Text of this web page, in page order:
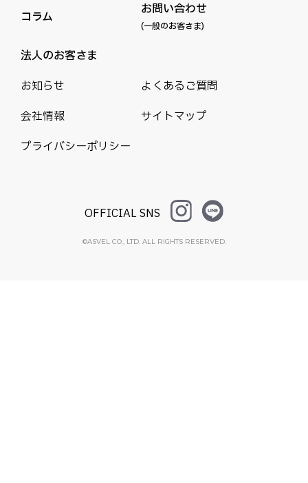
コラム お問い合わせ
(一般のお客さま)
法人のお客さま
お知らせ
よくあるご質問
会社情報
サイトマップ
プライバシーポリシー
OFFICIAL SNS
©ASVEL CO., LTD. ALL RIGHTS RESERVED.